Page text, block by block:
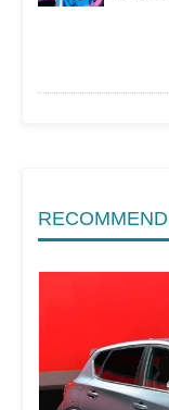
RECOMMEND